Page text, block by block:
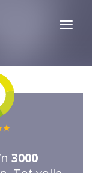
Toggle
3000